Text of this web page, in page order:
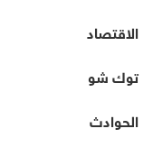
الاقتصاد
توك شو
الحوادث